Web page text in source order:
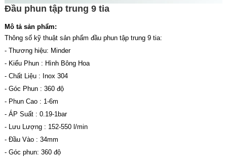
Đầu phun tập trung 9 tia
Mô tả sản phẩm:
Thông số kỹ thuật sản phẩm đầu phun tập trung 9 tia:
- Thương hiệu: Minder
- Kiểu Phun : Hình Bông Hoa
- Chất Liệu : Inox 304
- Góc Phun : 360 độ
- Phun Cao : 1-6m
- ÁP Suất : 0.19-1bar
- Lưu Lượng : 152-550 l/min
- Đầu Vào : 34mm
- Góc phun: 360 độ